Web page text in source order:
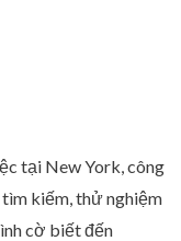
tại New York, công
tìm kiếm, thử nghiệm
cờ biết đến